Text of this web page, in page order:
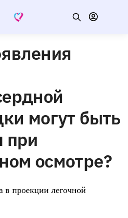
могут быть
при
осмотре?
в проекции легочной